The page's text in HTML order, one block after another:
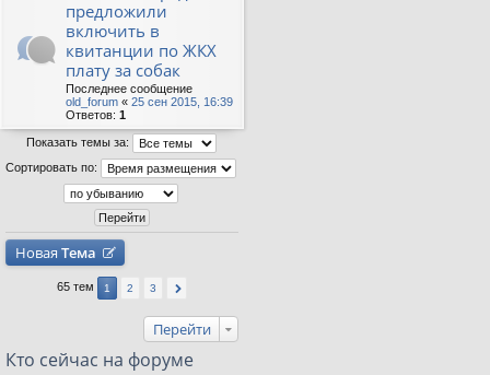
предложили
включить в
квитанции по ЖКХ
плату за собак
Последнее сообщение
old_forum « 25 сен 2015, 16:39
Ответов: 1
Показать темы за:
Сортировать по:
Новая Тема
65 тем 1 2 3
Перейти
Кто сейчас на форуме